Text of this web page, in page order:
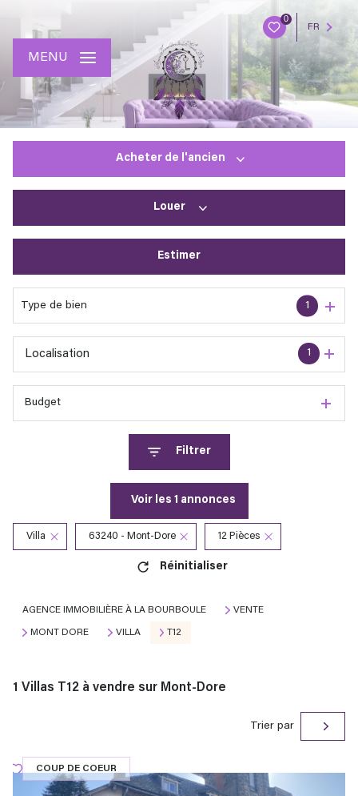
0
FR
MENU
Acheter de l'ancien
Louer
Estimer
Type de bien 1
1
Localisation
Budget
Filtrer
Voir les 1 annonces
Villa 63240 - Mont-Dore 12 Pièces
Réinitialiser
AGENCE IMMOBILIÈRE À LA BOURBOULE VENTE
MONT DORE VILLA T12
1 Villas T12 à vendre sur Mont-Dore
Trier par
COUP DE COEUR